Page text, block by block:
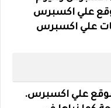
علي اكسبرس
علي اكسبرس
موقع علي اكسبرس.